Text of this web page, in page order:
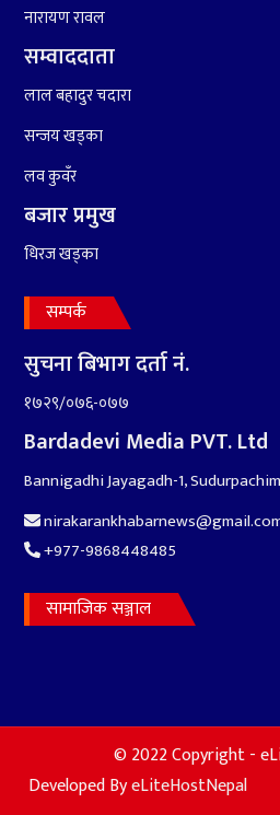
नारायण रावल
सम्वाददाता
लाल बहादुर चदारा
सन्जय खड्का
लव कुवँर
बजार प्रमुख
धिरज खड्का
सम्पर्क
सुचना बिभाग दर्ता नं.
१७२९/०७६-०७७
Bardadevi Media PVT. Ltd
Bannigadhi Jayagadh-1,
+977-9868448485
सामाजिक सञ्जाल
© 2022 Copyright -
Developed ByeLiteHostNepal